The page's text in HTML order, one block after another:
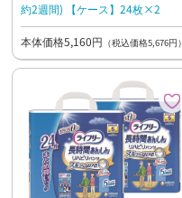
約2週間) 【ケース】24枚×2
本体価格5,160円 （税込価格5,676円）